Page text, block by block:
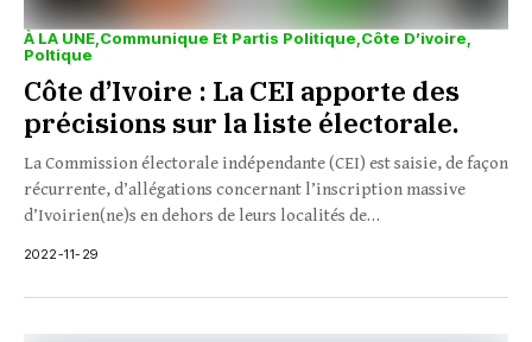
À LA UNE Communique Et Partis Politique Côte D’ivoire
Poltique
Côte d’Ivoire : La CEI apporte des
précisions sur la liste électorale.
La Commission électorale indépendante (CEI) est saisie, de façon
récurrente, d’allégations concernant l’inscription massive
d’Ivoirien(ne)s en dehors de leurs localités de
2022-11-29